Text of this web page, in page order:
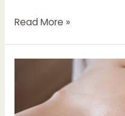
Pornografia
societatii
–
Read More »